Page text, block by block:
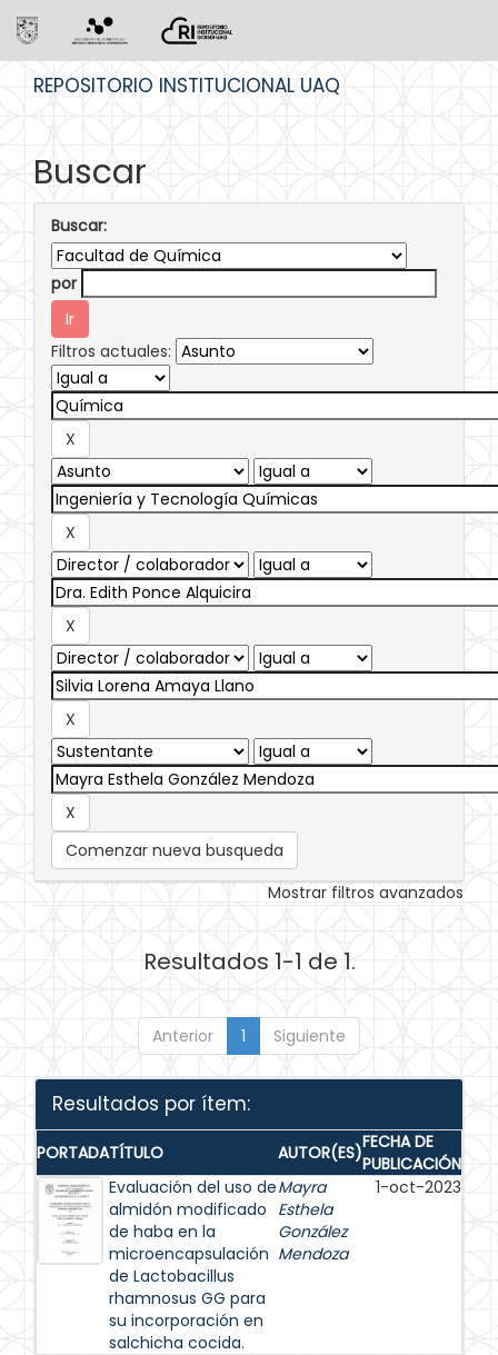
REPOSITORIO INSTITUCIONAL UAQ
Buscar
Buscar:
por
Filtros actuales:
Comenzar nueva busqueda
Mostrar filtros avanzados
Resultados 1-1 de 1.
Anterior 1 Siguiente
Resultados por ítem:
PORTADATÍTULO AUTOR(ES)FECHA DE
PUBLICACIÓN
Evaluación del uso de
almidón modificado
de haba en la
microencapsulación
de Lactobacillus
rhamnosus GG para
su incorporación en
salchicha cocida.
Mayra
Esthela
González
Mendoza
1-oct-2023